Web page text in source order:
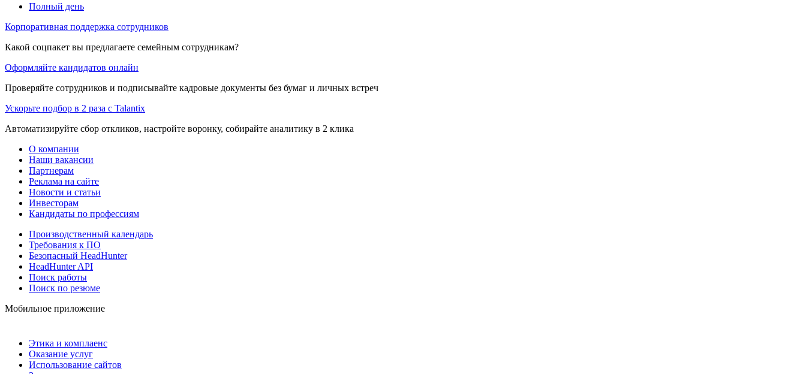
Полный день
Корпоративная поддержка сотрудников
Какой соцпакет вы предлагаете семейным сотрудникам?
Оформляйте кандидатов онлайн
Проверяйте сотрудников и подписывайте кадровые документы без бумаг и личных встреч
Ускорьте подбор в 2 раза с Talantix
Автоматизируйте сбор откликов, настройте воронку, собирайте аналитику в 2 клика
О компании
Наши вакансии
Партнерам
Реклама на сайте
Новости и статьи
Инвесторам
Кандидаты по профессиям
Производственный календарь
Требования к ПО
Безопасный HeadHunter
HeadHunter API
Поиск работы
Поиск по резюме
Мобильное приложение
Этика и комплаенс
Оказание услуг
Использование сайтов